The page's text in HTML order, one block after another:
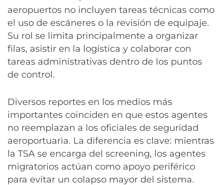
aeropuertos no incluyen tareas técnicas como
el uso de escáneres o la revisión de equipaje.
Su rol se limita principalmente a organizar
filas, asistir en la logística y colaborar con
tareas administrativas dentro de los puntos
de control.
Diversos reportes en los medios más
importantes coinciden en que estos agentes
no reemplazan a los oficiales de seguridad
aeroportuaria. La diferencia es clave: mientras
la TSA se encarga del screening, los agentes
migratorios actúan como apoyo periférico
para evitar un colapso mayor del sistema.